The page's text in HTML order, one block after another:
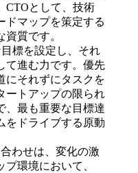
CTOとして、技術
ドマップを策定する
資質です。
標を設定し、それ
て進む力です。優先
にそれずにタスクを
ートアップの限られ
、最も重要な目標達
をドライブする原動
わせは、変化の激
プ環境において、